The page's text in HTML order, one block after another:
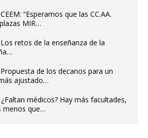
CEEM: “Esperamos que las CC.AA.
MIR…
Los retos de la enseñanza de la
Propuesta de los decanos para un
ajustado…
¿Faltan médicos? Hay más facultades,
menos que…